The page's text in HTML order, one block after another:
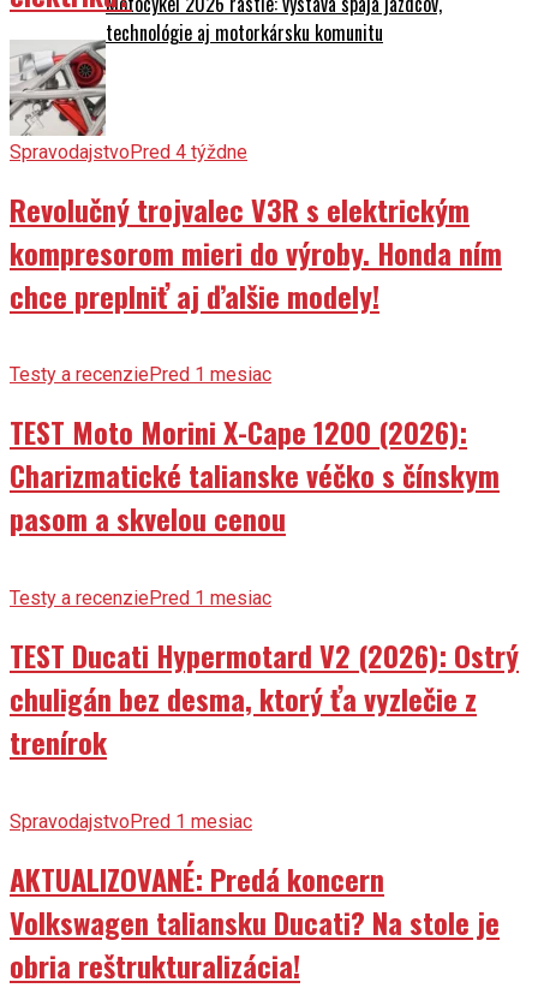
technológie aj motorkársku komunitu
O nás
SpravodajstvoPred 4 týždne
Revolučný trojvalec V3R s elektrickým
kompresorom mieri do výroby. Honda ním
chce preplniť aj ďalšie modely!
Testy a recenziePred 1 mesiac
TEST Moto Morini X-Cape 1200 (2026):
Charizmatické talianske véčko s čínskym
pasom a skvelou cenou
Testy a recenziePred 1 mesiac
TEST Ducati Hypermotard V2 (2026): Ostrý
chuligán bez desma, ktorý ťa vyzlečie z
trenírok
SpravodajstvoPred 1 mesiac
AKTUALIZOVANÉ: Predá koncern
Volkswagen taliansku Ducati? Na stole je
obria reštrukturalizácia!